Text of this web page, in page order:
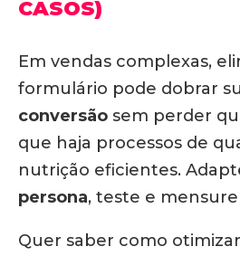
CASOS)
Em vendas complexas,
formulário pode dobrar
conversão sem perder
que haja processos de
nutrição eficientes.
persona, teste e
Quer saber como